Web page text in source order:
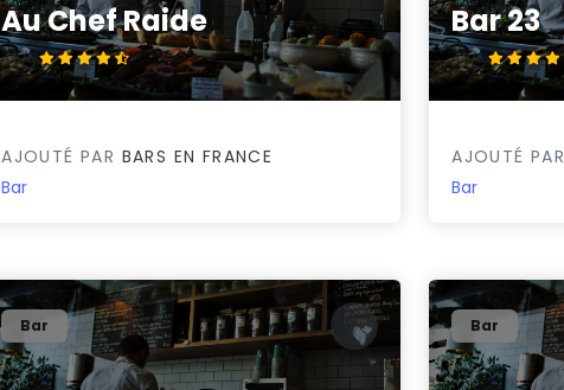
Au Chef Raide
4.6/5
AJOUTÉ PAR BARS EN FRANCE
Bar
Bar 23
4.3/5
AJOUTÉ PAR
Bar
Bar Bar